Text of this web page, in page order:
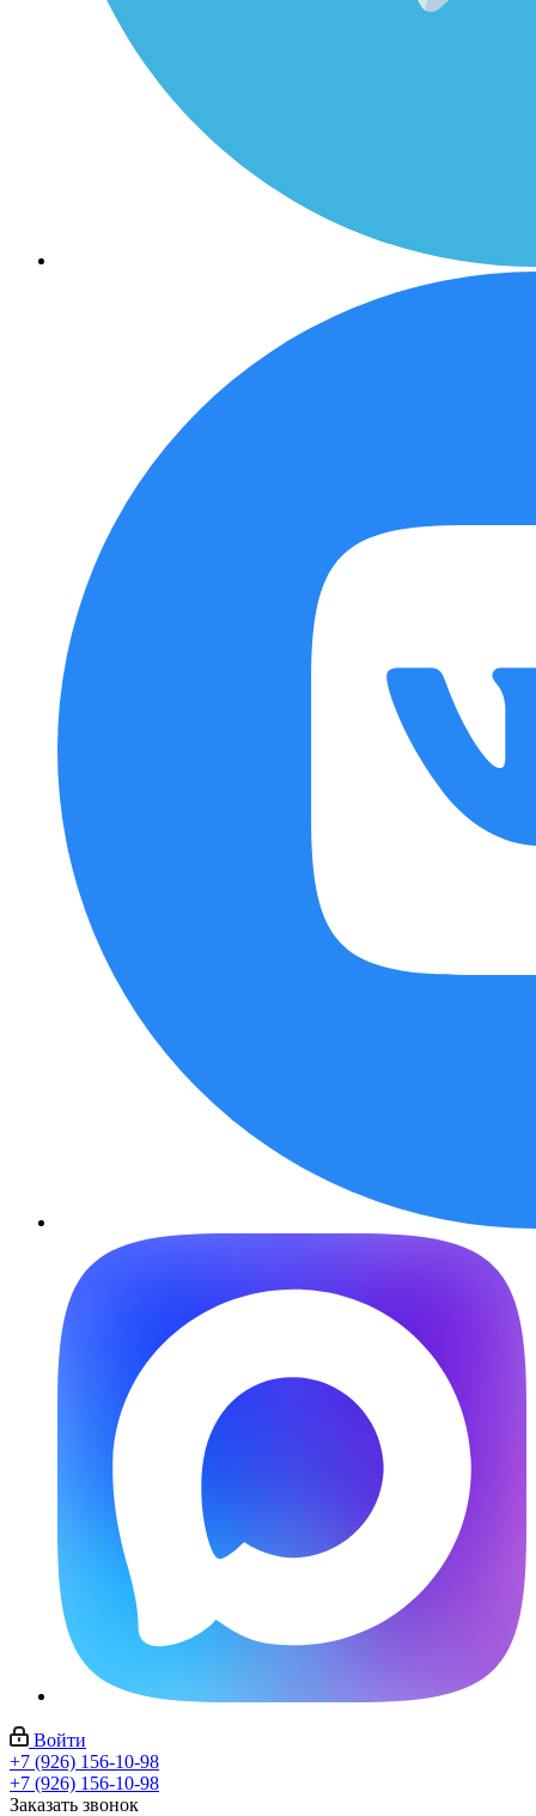
Войти
+7 (926) 156-10-98
+7 (926) 156-10-98
Заказать звонок